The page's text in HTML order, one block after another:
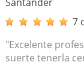
7
"Excelente
suerte tenerla